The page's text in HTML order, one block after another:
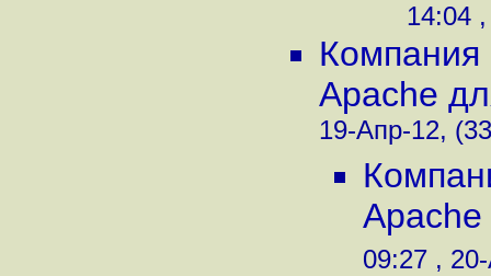
14:04
Компания
Apache
19-Апр-12,
09:27 ,